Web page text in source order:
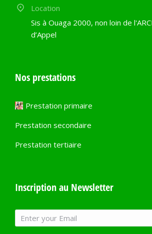
Location
Sis à Ouaga 2000, non loin de
d’Appel
Nos prestations
Prestation primaire
Prestation secondaire
Prestation tertiaire
Inscription au Newsletter